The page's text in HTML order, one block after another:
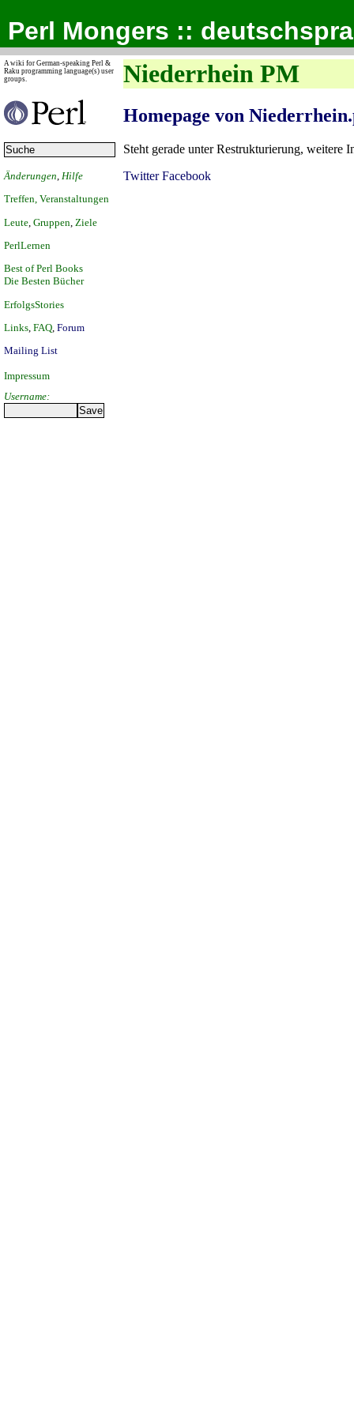
Perl Mongers ::
A wiki for German-speaking Perl &
Raku programming language(s) user
groups.
Änderungen Hilfe
Treffen, Veranstaltungen
Leute Gruppen Ziele
PerlLernen
Best of Perl Books
Die Besten Bücher
ErfolgsStories
Links FAQ Forum
Mailing List
Impressum
Niederrhein PM
Homepage von
Steht gerade unter Restrukturierung, weitere
Twitter Facebook
Username: